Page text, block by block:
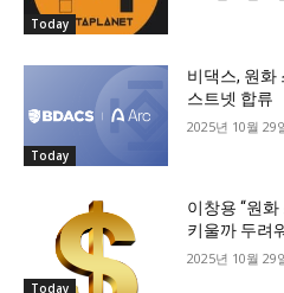
Today
Today
비댁스, 원화
스트넷 합류
2025년 10월 29
Today
이창용 “원
키울까 두려
2025년 10월 29